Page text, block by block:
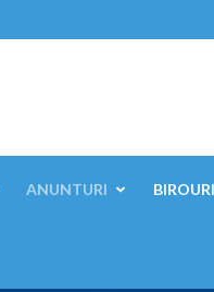
ANUNTURI BIROURI